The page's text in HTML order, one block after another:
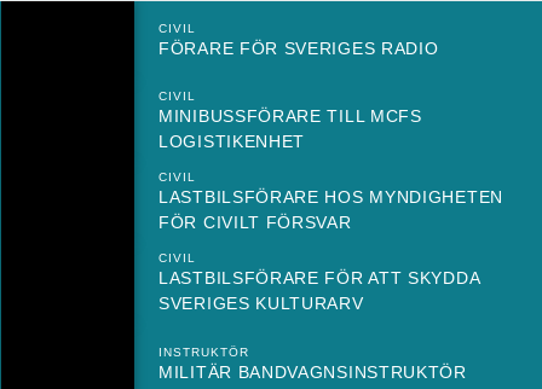
CIVIL
FÖRARE FÖR SVERIGES RADIO
CIVIL
MINIBUSSFÖRARE TILL MCFS
LOGISTIKENHET
CIVIL
LASTBILSFÖRARE HOS MYNDIGHETEN
FÖR CIVILT FÖRSVAR
CIVIL
LASTBILSFÖRARE FÖR ATT SKYDDA
SVERIGES KULTURARV
INSTRUKTÖR
MILITÄR BANDVAGNSINSTRUKTÖR